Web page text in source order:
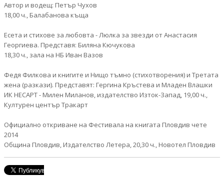
Автор и водещ: Петър Чухов
18,00 ч., Балабанова къща
Есета и стихове за любовта - Люлка за звезди от Анастасия
Георгиева. Представя: Биляна Кючукова
18,30 ч., зала на НБ Иван Вазов
Федя Филкова и книгите и Нищо тъмно (стихотворения) и Третата
жена (разкази). Представят: Гергина Кръстева и Младен Влашки
ИК НЕСАРТ - Милен Миланов, издателство Изток-Запад, 19,00 ч.,
Културен център Тракарт
Официално откриване на Фестивала на книгата Пловдив чете
2014
Община Пловдив, Издателство Летера, 20,30 ч., Новотел Пловдив